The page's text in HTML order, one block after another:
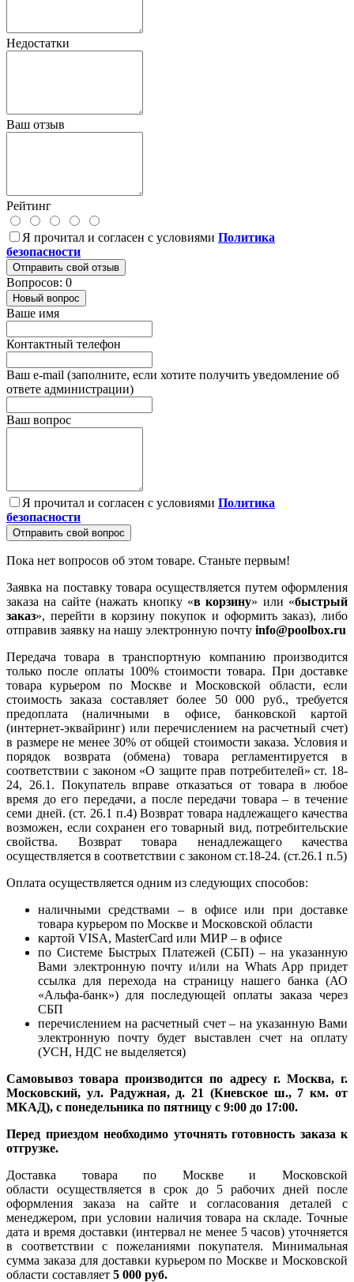
Недостатки
Ваш отзыв
Рейтинг
Я прочитал и согласен с условиями Политика
безопасности
Отправить свой отзыв
Вопросов: 0
Новый вопрос
Ваше имя
Контактный телефон
Ваш e-mail (заполните, если хотите получить уведомление об
ответе администрации)
Ваш вопрос
Я прочитал и согласен с условиями Политика
безопасности
Отправить свой вопрос
Пока нет вопросов об этом товаре. Станьте первым!
Заявка на поставку товара осуществляется путем оформления
заказа на сайте (нажать кнопку «в корзину» или «быстрый
заказ», перейти в корзину покупок и оформить заказ), либо
отправив заявку на нашу электронную почту info@poolbox.ru
Передача товара в транспортную компанию производится
только после оплаты 100% стоимости товара. При доставке
товара курьером по Москве и Московской области, если
стоимость заказа составляет более 50 000 руб., требуется
предоплата (наличными в офисе, банковской картой
(интернет-эквайринг) или перечислением на расчетный счет)
в размере не менее 30% от общей стоимости заказа. Условия и
порядок возврата (обмена) товара регламентируется в
соответствии с законом «О защите прав потребителей» ст. 18-
24, 26.1. Покупатель вправе отказаться от товара в любое
время до его передачи, а после передачи товара – в течение
семи дней. (ст. 26.1 п.4) Возврат товара надлежащего качества
возможен, если сохранен его товарный вид, потребительские
свойства. Возврат товара ненадлежащего качества
осуществляется в соответствии с законом ст.18-24. (ст.26.1 п.5)
Оплата осуществляется одним из следующих способов:
наличными средствами – в офисе или при доставке
товара курьером по Москве и Московской области
картой VISA, MasterCard или МИР – в офисе
по Системе Быстрых Платежей (СБП) – на указанную
Вами электронную почту и/или на Whats App придет
ссылка для перехода на страницу нашего банка (АО
«Альфа-банк») для последующей оплаты заказа через
СБП
перечислением на расчетный счет – на указанную Вами
электронную почту будет выставлен счет на оплату
(УСН, НДС не выделяется)
Самовывоз товара производится по адресу г. Москва, г.
Московский, ул. Радужная, д. 21 (Киевское ш., 7 км. от
МКАД), с понедельника по пятницу с 9:00 до 17:00.
Перед приездом необходимо уточнять готовность заказа к
отгрузке.
Доставка товара по Москве и Московской
области осуществляется в срок до 5 рабочих дней после
оформления заказа на сайте и согласования деталей с
менеджером, при условии наличия товара на складе. Точные
дата и время доставки (интервал не менее 5 часов) уточняется
в соответствии с пожеланиями покупателя. Минимальная
сумма заказа для доставки курьером по Москве и Московской
области составляет 5 000 руб.